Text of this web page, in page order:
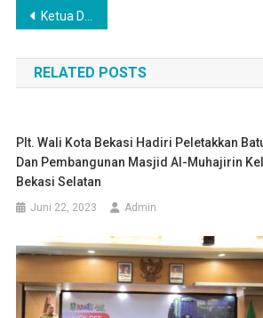
Navigasi
pos
Ketua DPRD Kota Bekasi Pastikan Lakukan Pengawasan Pelaksanaan PPDB TA 2024/2025
RELATED POSTS
Plt. Wali Kota Bekasi Hadiri Peletakkan
Dan Pembangunan Masjid Al-Muhajirin
Bekasi Selatan
Juni 22, 2023 Admin